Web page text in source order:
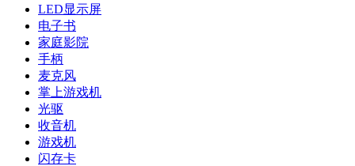
LED显示屏
电子书
家庭影院
手柄
麦克风
掌上游戏机
光驱
收音机
游戏机
闪存卡